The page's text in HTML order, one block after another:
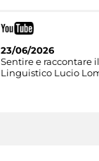
23/06/2026
Sentire e raccontare
Linguistico Lucio